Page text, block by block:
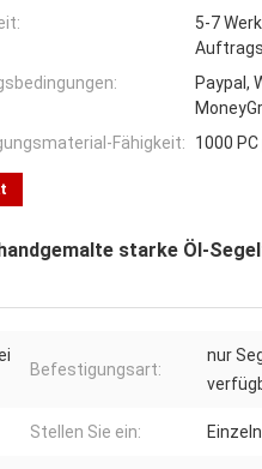
5-7
Paypal,
Fähigkeit:
1000
starke Öl-
Befestigungsart:
nur
Stellen Sie ein: